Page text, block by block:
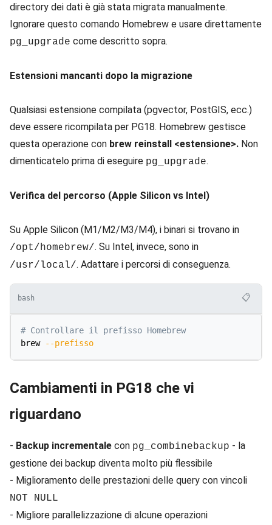
directory dei dati è già stata migrata manualmente.
Ignorare questo comando Homebrew e usare direttamente
pg_upgrade come descritto sopra.
Estensioni mancanti dopo la migrazione
Qualsiasi estensione compilata (pgvector, PostGIS, ecc.)
deve essere ricompilata per PG18. Homebrew gestisce
questa operazione con brew reinstall <estensione>. Non
dimenticatelo prima di eseguire pg_upgrade.
Verifica del percorso (Apple Silicon vs Intel)
Su Apple Silicon (M1/M2/M3/M4), i binari si trovano in
/opt/homebrew/. Su Intel, invece, sono in
/usr/local/. Adattare i percorsi di conseguenza.
bash 📋
# Controllare il prefisso Homebrew
brew --prefisso
Cambiamenti in PG18 che vi
riguardano
- Backup incrementale con pg_combinebackup - la
gestione dei backup diventa molto più flessibile
- Miglioramento delle prestazioni delle query con vincoli
NOT NULL
- Migliore parallelizzazione di alcune operazioni